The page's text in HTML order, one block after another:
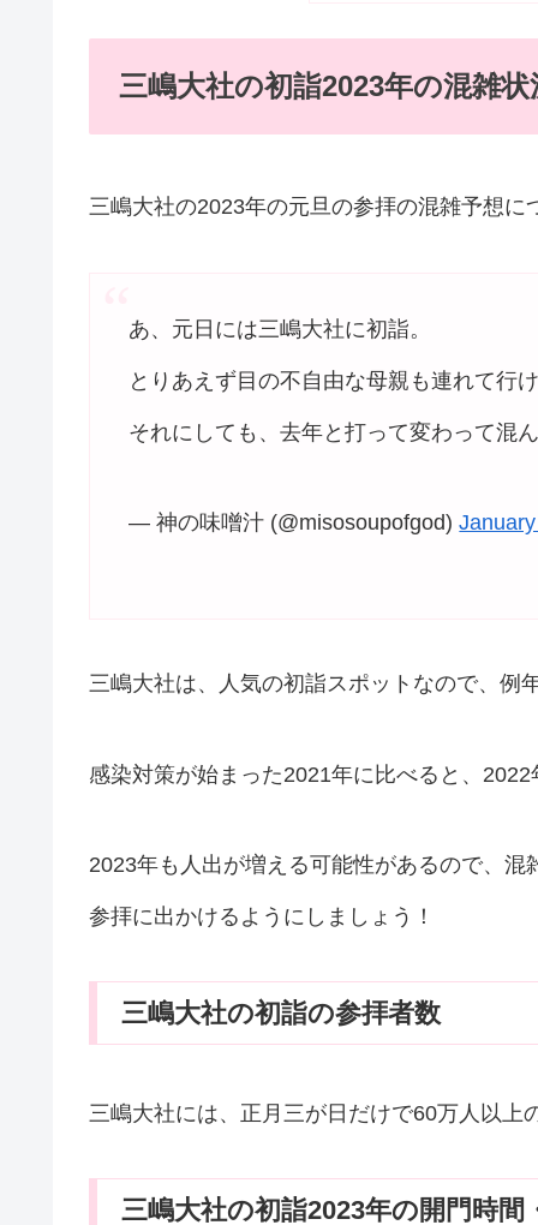
三嶋大社の初詣2023年の混雑状
三嶋大社の2023年の元旦の参拝の混雑予想に
あ、元日には三嶋大社に初詣。
とりあえず目の不自由な母親も連れて行
それにしても、去年と打って変わって混
— 神の味噌汁 (@misosoupofgod)
三嶋大社は、人気の初詣スポットなので、例
感染対策が始まった2021年に比べると、
2023年も人出が増える可能性があるので、
参拝に出かけるようにしましょう！
三嶋大社の初詣の参拝者数
三嶋大社には、正月三が日だけで60万人以上
三嶋大社の初詣2023年の開門時間